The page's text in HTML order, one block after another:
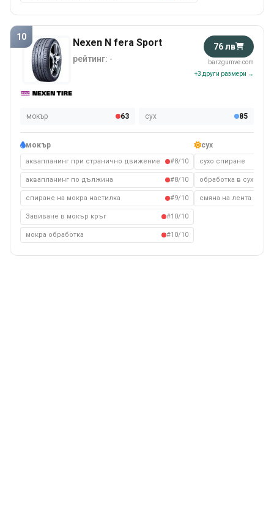
10 Nexen N fera Sport
рейтинг: -
76 лв
barzgumve.com
+3 други размери →
мокър 63 сух 85
мокър
аквапланинг при странично движение #8/10
аквапланинг по дължина #8/10
спиране на мокра настилка #9/10
Завиване в мокър кръг #10/10
мокра обработка #10/10
сух
сухо спиране
обработка в сухо
смяна на лента на